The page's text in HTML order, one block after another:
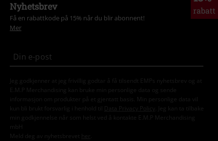
rabatt
Nyhetsbrev
Få en rabattkode på 15% når du blir abonnent!
Mer
Jeg godkjenner at jeg frivillig godtar å få tilsendt EMPs nyhetsbrev og at
E.M.P Merchandising kan bruke min personlige data og sende
informasjon om produkter på et gjentatt basis. Min personlige data vil
kun bli brukt forsvarlig i henhold til
Data Privacy Policy
. Jeg kan ta tilbake
min godkjennelse når som helst ved å kontakte E.M.P Merchandising
mbH
Meld deg av nyhetsbrevet her